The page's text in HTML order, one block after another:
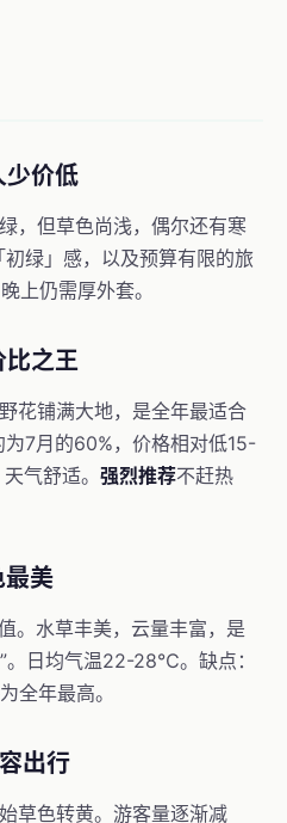
少价低
，但草色尚浅，偶尔还有寒
绿」感，以及预算有限的旅
上仍需厚外套。
比之王
花铺满大地，是全年最适合
7月的60%，价格相对低15-
气舒适。 强烈推荐不赶热
最美
。水草丰美，云量丰富，是
。日均气温22-28℃。缺点：
全年最高。
出行
草色转黄。游客量逐渐减